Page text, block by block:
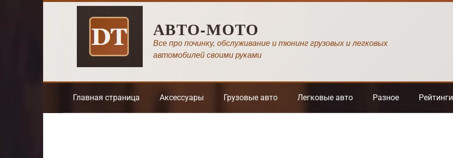
АВТО-МОТО
Все про починку, обслуживание и тюнинг грузовых и легковых
автомобилей своими руками
Главная страница Аксессуары Грузовые авто Легковые авто Разное Рейтинги